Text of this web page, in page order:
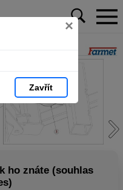
×
Zavřít
ho znáte (souhlas